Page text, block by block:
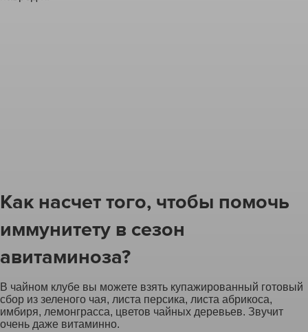
Как насчет того, чтобы помочь
иммунитету в сезон
авитаминоза?
В чайном клубе вы можете взять купажированный готовый
сбор из зеленого чая, листа персика, листа абрикоса,
имбиря, лемонграсса, цветов чайных деревьев. Звучит
очень даже витаминно.